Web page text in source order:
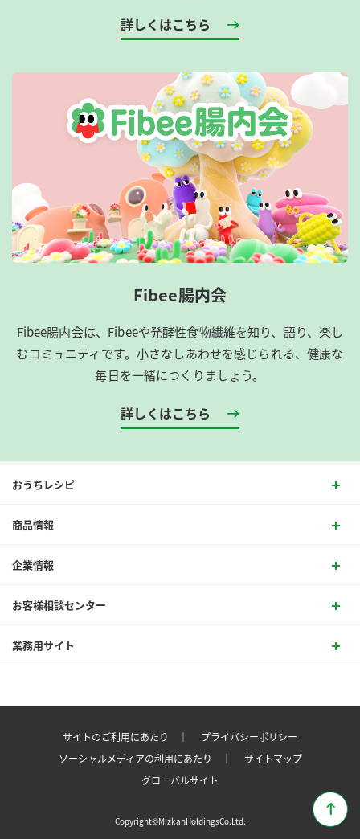
詳しくはこちら
Fibee腸内会
Fibee腸内会は、​Fibeeや発酵性食物繊維を知り、語り、楽し
むコミュニティです。​小さなしあわせを感じられる、健康な
毎日を一緒につくりましょう。
詳しくはこちら
おうちレシピ
商品情報
企業情報
お客様相談センター
業務用サイト
サイトのご利用にあたり ｜
プライバシーポリシー
ソーシャルメディアの利用にあたり ｜
サイトマップ
グローバルサイト
Copyright©MizkanHoldingsCo.Ltd.